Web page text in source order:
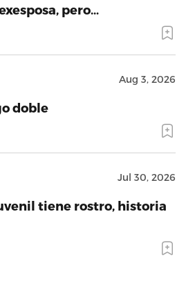
pero…
Aug 3, 2026
doble
Jul 30, 2026
tiene rostro, historia